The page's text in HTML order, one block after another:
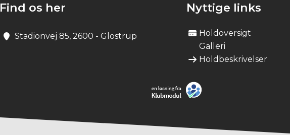
Find os her
Stadionvej 85, 2600 - Glostrup
Nyttige links
Holdoversigt
Galleri
Holdbeskrivelser